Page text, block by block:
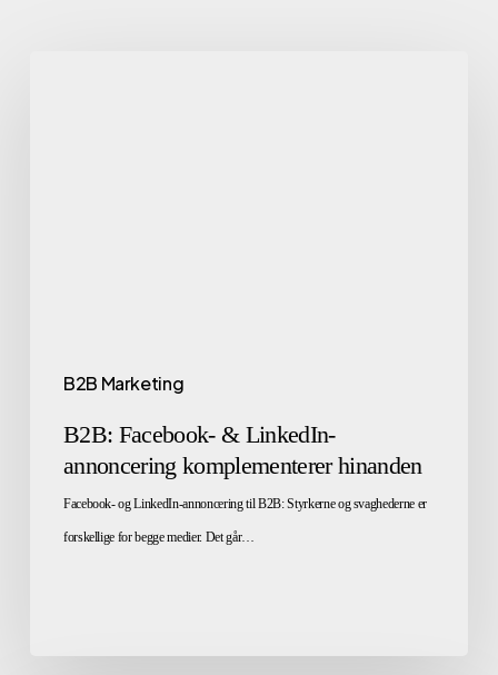
B2B Marketing
B2B: Facebook- & LinkedIn-
annoncering komplementerer hinanden
Facebook- og LinkedIn-annoncering til B2B: Styrkerne og svaghederne er
forskellige for begge medier. Det går…